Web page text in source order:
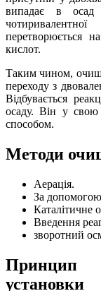
випадає в осад
перетворюється
кислот.
Таким чином,
переходу з
Відбувається
осаду. Він у свою
способом.
Методи
Аерація.
За
Каталітичне
Введення
зворотний
Принцип
установки